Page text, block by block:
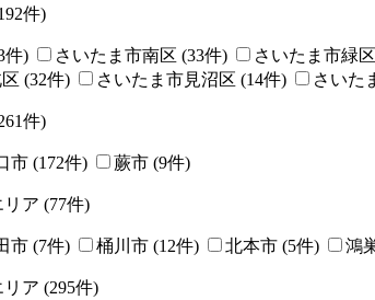
件)
件) さいたま市南区 (33件) さいたま市緑区
(32件) さいたま市見沼区 (14件) さいた
件)
市 (172件) 蕨市 (9件)
リア (77件)
市 (7件) 桶川市 (12件) 北本市 (5件) 鴻
ア (295件)